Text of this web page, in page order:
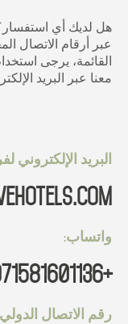
هل لديك أي
عبر أرقام الاتصال
القائمة، يرجى
معنا عبر البريد
البريد الإلكتروني
واتساب:
+971581601136
رقم الاتصال